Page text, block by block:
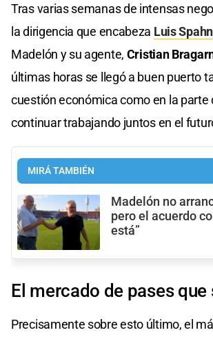
Tras varias semanas de intensas
la dirigencia que encabeza Luis Spahn
Madelón y su agente, Cristian
últimas horas se llegó a buen puerto
cuestión económica como en la parte
continuar trabajando juntos en el
MIRÁ TAMBIÉN
Madelón no
pero el acuerdo
está”
El mercado de pases que
Precisamente sobre esto último, el